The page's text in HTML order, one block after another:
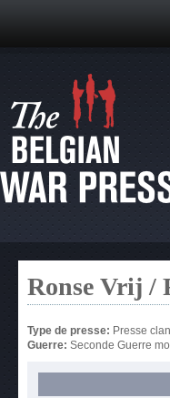
Ronse Vrij /
Type de presse: Presse
Guerre: Seconde Guerre